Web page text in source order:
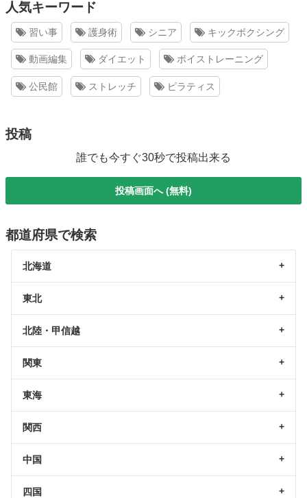
人気キーワード
習い事 護身術 シニア キックボクシング
動画編集 ダイエット ボイストレーニング
公民館 ストレッチ ピラティス
投稿
誰でも今すぐ30秒で投稿出来る
投稿画面へ (無料)
都道府県で検索
北海道
東北
北陸・甲信越
関東
東海
関西
中国
四国